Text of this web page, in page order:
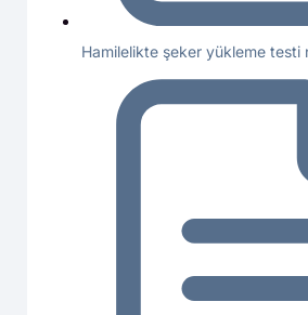
Hamilelikte şeker yükleme testi